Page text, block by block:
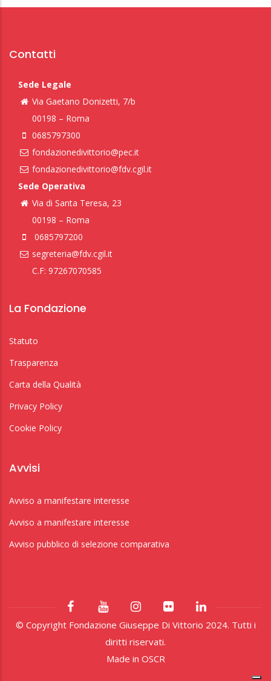
Contatti
Sede Legale
Via Gaetano Donizetti, 7/b
00198 – Roma
0685797300
fondazionedivittorio@pec.it
fondazionedivittorio@fdv.cgil.it
Sede Operativa
Via di Santa Teresa, 23
00198 – Roma
0685797200
segreteria@fdv.cgil.it
C.F: 97267070585
La Fondazione
Statuto
Trasparenza
Carta della Qualità
Privacy Policy
Cookie Policy
Avvisi
Avviso a manifestare interesse
Avviso a manifestare interesse
Avviso pubblico di selezione comparativa
© Copyright Fondazione Giuseppe Di Vittorio 2024. Tutti i
diritti riservati.
Made in OSCR